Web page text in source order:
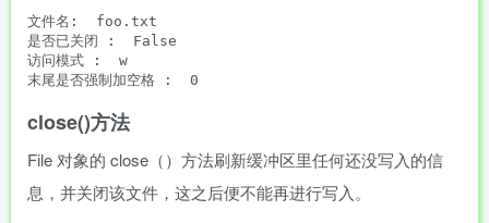
文件名:  foo.txt
是否已关闭 :  False
访问模式 :  w
close()方法
File 对象的 close（）方法刷新缓冲区里任何还没写入的信
息，并关闭该文件，这之后便不能再进行写入。